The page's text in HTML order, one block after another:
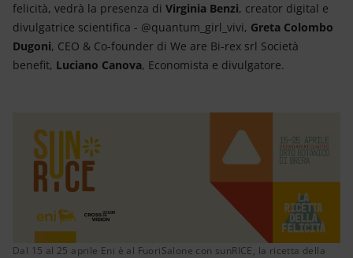
felicità, vedrà la presenza di Virginia Benzi, creator digital e
divulgatrice scientifica - @quantum_girl_vivi, Greta Colombo
Dugoni, CEO & Co-founder di We are Bi-rex srl Società
benefit, Luciano Canova, Economista e divulgatore.
Dal 15 al 25 aprile Eni è al FuoriSalone con sunRICE, la ricetta della